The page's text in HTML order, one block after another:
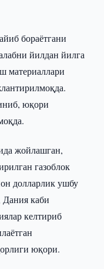
бораётгани
йилдан йилга
материаллари
юқори
жойлашган,
газоблок
долларлик ушбу
Дания каби
келтириб
юқори.